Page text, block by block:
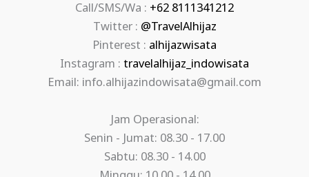
Call/SMS/Wa : +62 8111341212
Twitter : @TravelAlhijaz
Pinterest : alhijazwisata
Instagram : travelalhijaz_indowisata
Email: info.alhijazindowisata@gmail.com
Jam Operasional:
Senin - Jumat: 08.30 - 17.00
Sabtu: 08.30 - 14.00